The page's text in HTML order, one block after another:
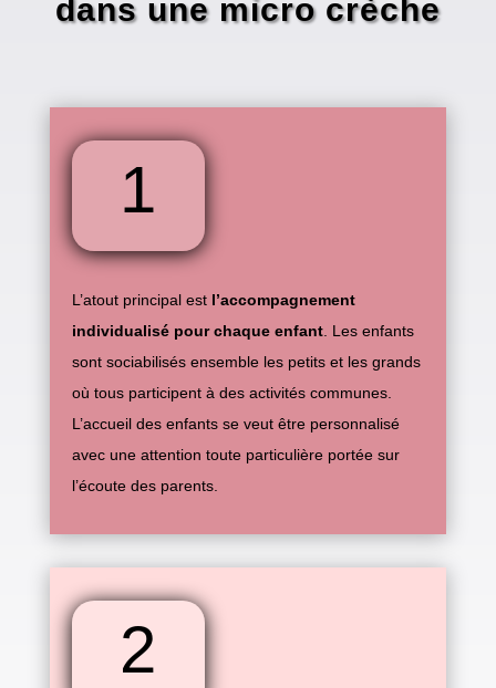
dans une micro crèche
1
L’atout principal est l’accompagnement
individualisé pour chaque enfant. Les enfants
sont sociabilisés ensemble les petits et les grands
où tous participent à des activités communes.
L’accueil des enfants se veut être personnalisé
avec une attention toute particulière portée sur
l’écoute des parents.
2